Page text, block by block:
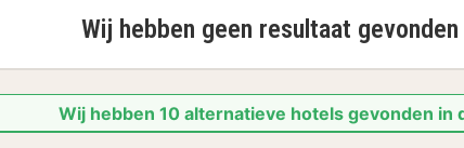
Wij hebben geen resultaat
Wij hebben 10 alternatieve hotels gevonden in